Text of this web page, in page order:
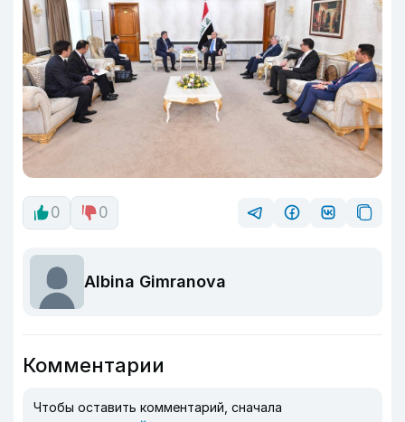
0 0
Albina Gimranova
Комментарии
Чтобы оставить комментарий, сначала